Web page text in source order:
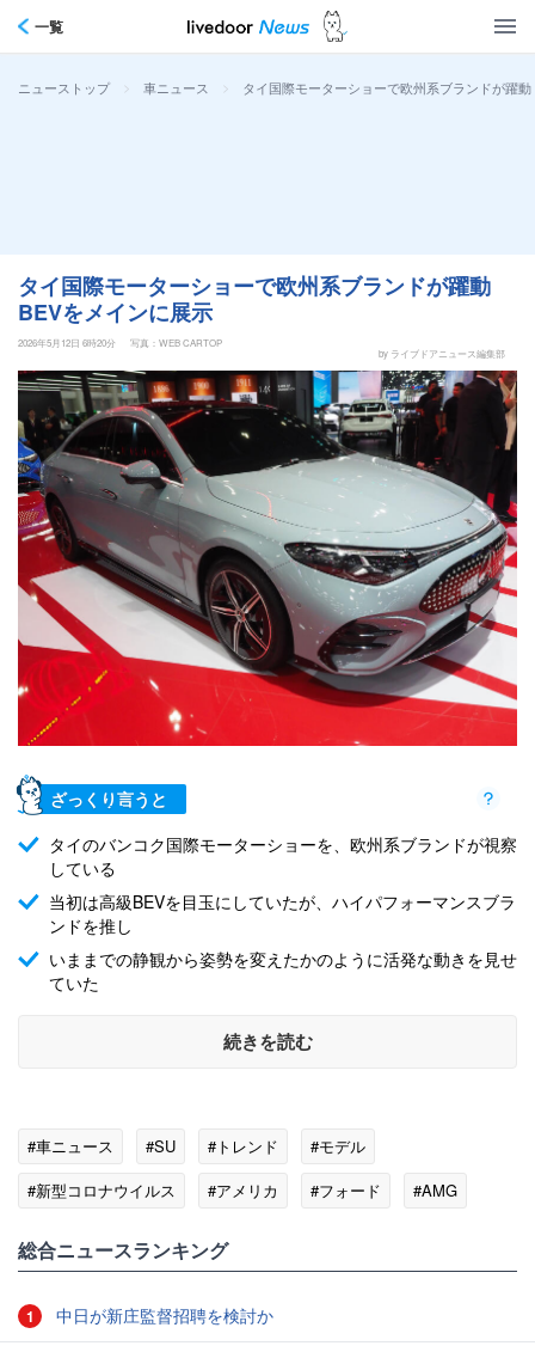
一覧
ニューストップ > 車ニュース > タイ国際モーターショーで欧州系ブランドが躍
タイ国際モーターショーで欧州系ブランドが躍動
BEVをメインに展示
2026年5月12日 6時20分
写真：WEB CARTOP
by ライブドアニュース編集部
ざっくり言うと
タイのバンコク国際モーターショーを、欧州系ブランドが視察
している
当初は高級BEVを目玉にしていたが、ハイパフォーマンスブラ
ンドを推し
いままでの静観から姿勢を変えたかのように活発な動きを見せ
ていた
続きを読む
#車ニュース #SU #トレンド
#モデル
#新型コロナウイルス
#アメリカ #フォード #AMG
総合ニュースランキング
1 中日が新庄監督招聘を検討か